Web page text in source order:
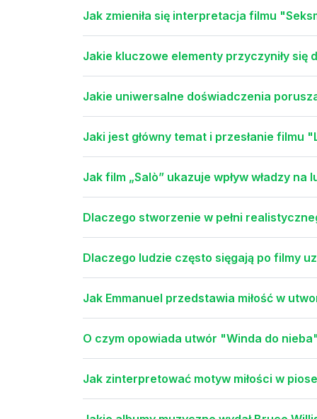
Jak zmieniła się interpretacja filmu
Jakie kluczowe elementy przyczyniły się
Jakie uniwersalne doświadczenia
Jaki jest główny temat i przesłanie filmu
Jak film „Salò” ukazuje wpływ władzy na
Dlaczego stworzenie w pełni
Dlaczego ludzie często sięgają po filmy
Jak Emmanuel przedstawia miłość w
O czym opowiada utwór "Winda do
Jak zinterpretować motyw miłości w